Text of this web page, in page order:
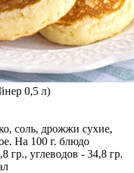
0,5 л)
соль, дрожжи сухие,
На 100 г. блюдо
гр., углеводов - 34,8 гр.